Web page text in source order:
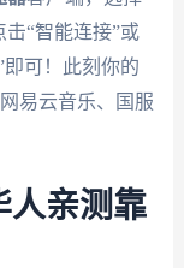
击“智能连接”或
可！此刻你的
易云音乐、国服
人亲测靠